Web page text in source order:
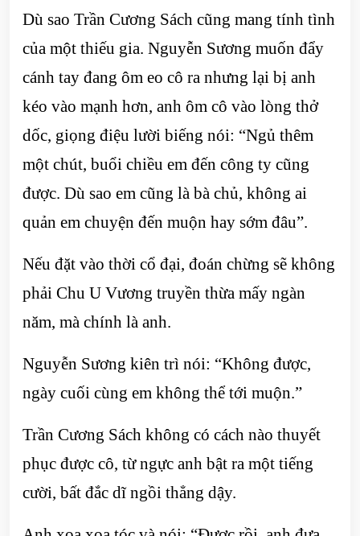
Dù sao Trần Cương Sách cũng mang tính tình
của một thiếu gia. Nguyễn Sương muốn đẩy
cánh tay đang ôm eo cô ra nhưng lại bị anh
kéo vào mạnh hơn, anh ôm cô vào lòng thở
dốc, giọng điệu lười biếng nói: “Ngủ thêm
một chút, buổi chiều em đến công ty cũng
được. Dù sao em cũng là bà chủ, không ai
quản em chuyện đến muộn hay sớm đâu”.
Nếu đặt vào thời cổ đại, đoán chừng sẽ không
phải Chu U Vương truyền thừa mấy ngàn
năm, mà chính là anh.
Nguyễn Sương kiên trì nói: “Không được,
ngày cuối cùng em không thể tới muộn.”
Trần Cương Sách không có cách nào thuyết
phục được cô, từ ngực anh bật ra một tiếng
cười, bất đắc dĩ ngồi thẳng dậy.